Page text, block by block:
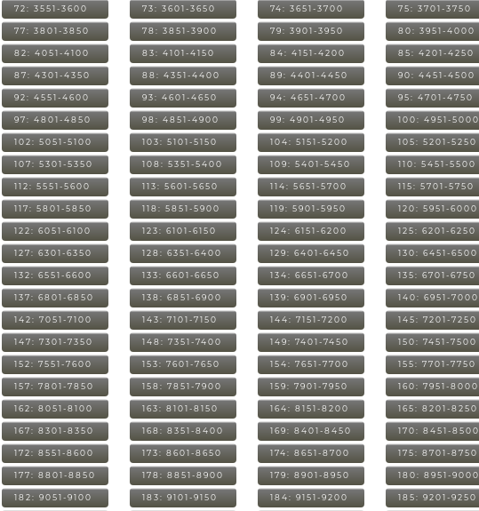
72: 3551-3600 73: 3601-3650 74: 3651-3700 75: 3701-3750
77: 3801-3850 78: 3851-3900 79: 3901-3950 80: 3951-4000
82: 4051-4100 83: 4101-4150 84: 4151-4200 85: 4201-4250
87: 4301-4350 88: 4351-4400 89: 4401-4450 90: 4451-4500
92: 4551-4600 93: 4601-4650 94: 4651-4700 95: 4701-4750
97: 4801-4850 98: 4851-4900 99: 4901-4950 100: 4951-5000
102: 5051-5100 103: 5101-5150 104: 5151-5200 105: 5201-5250
107: 5301-5350 108: 5351-5400 109: 5401-5450 110: 5451-5500
112: 5551-5600 113: 5601-5650 114: 5651-5700 115: 5701-5750
117: 5801-5850 118: 5851-5900 119: 5901-5950 120: 5951-6000
122: 6051-6100 123: 6101-6150 124: 6151-6200 125: 6201-6250
127: 6301-6350 128: 6351-6400 129: 6401-6450 130: 6451-6500
132: 6551-6600 133: 6601-6650 134: 6651-6700 135: 6701-6750
137: 6801-6850 138: 6851-6900 139: 6901-6950 140: 6951-7000
142: 7051-7100 143: 7101-7150 144: 7151-7200 145: 7201-7250
147: 7301-7350 148: 7351-7400 149: 7401-7450 150: 7451-7500
152: 7551-7600 153: 7601-7650 154: 7651-7700 155: 7701-7750
157: 7801-7850 158: 7851-7900 159: 7901-7950 160: 7951-8000
162: 8051-8100 163: 8101-8150 164: 8151-8200 165: 8201-8250
167: 8301-8350 168: 8351-8400 169: 8401-8450 170: 8451-8500
172: 8551-8600 173: 8601-8650 174: 8651-8700 175: 8701-8750
177: 8801-8850 178: 8851-8900 179: 8901-8950 180: 8951-9000
182: 9051-9100 183: 9101-9150 184: 9151-9200 185: 9201-9250